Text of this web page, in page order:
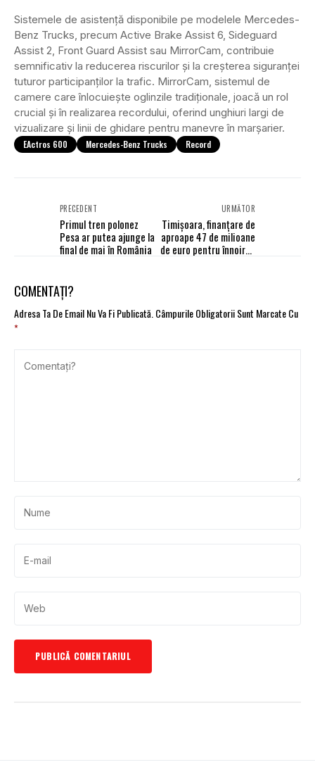
Sistemele de asistență disponibile pe modelele Mercedes-
Benz Trucks, precum Active Brake Assist 6, Sideguard
Assist 2, Front Guard Assist sau MirrorCam, contribuie
semnificativ la reducerea riscurilor și la creșterea siguranței
tuturor participanților la trafic. MirrorCam, sistemul de
camere care înlocuiește oglinzile tradiționale, joacă un rol
crucial și în realizarea recordului, oferind unghiuri largi de
vizualizare și linii de ghidare pentru manevre în marșarier.
EActros 600 Mercedes-Benz Trucks Record
PRECEDENT
Primul tren polonez
Pesa ar putea ajunge la
final de mai în România
URMĂTOR
Timișoara, finanțare de
aproape 47 de milioane
de euro pentru înnoirea
COMENTAȚI?
Adresa Ta De Email Nu Va Fi Publicată. Câmpurile Obligatorii Sunt Marcate Cu
*